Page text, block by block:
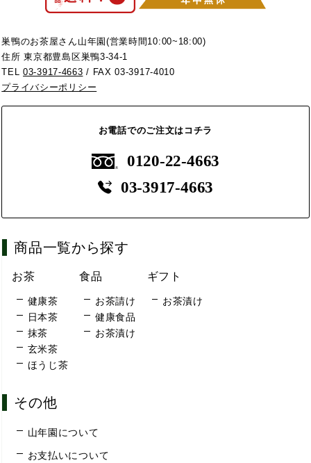
巣鴨のお茶屋さん山年園(営業時間10:00~18:00)
住所 東京都豊島区巣鴨3-34-1
TEL03-3917-4663 / FAX 03-3917-4010
プライバシーポリシー
お電話でのご注文はコチラ
0120-22-4663
03-3917-4663
商品一覧から探す
お茶
健康茶
日本茶
抹茶
玄米茶
ほうじ茶
食品
お茶請け
健康食品
お茶漬け
ギフト
お茶漬け
その他
山年園について
お支払いについて